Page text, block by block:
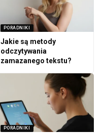
PORADNIKI
Jakie są metody
odczytywania
zamazanego tekstu?
PORADNIKI